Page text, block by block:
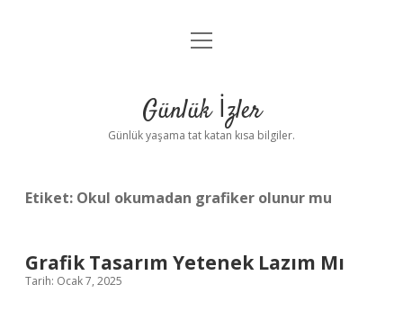
Anasayfa
Yasal Uyarı
menüyü
Günlük İzler
Günlük yaşama tat katan kısa bilgiler.
Etiket: Okul okumadan grafiker olunur mu
Grafik Tasarım Yetenek Lazım Mı
Tarih: Ocak 7, 2025